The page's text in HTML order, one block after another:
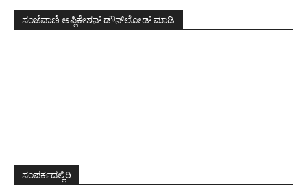
ಸಂಜೆವಾಣಿ ಅಪ್ಲಿಕೇಶನ್ ಡೌನ್‌ಲೋಡ್ ಮಾಡಿ
ಸಂಪರ್ಕದಲ್ಲಿರಿ